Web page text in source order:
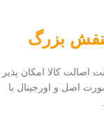
بزرگ
اصالت کالا امکان پذیر
اصل و اورجینال با